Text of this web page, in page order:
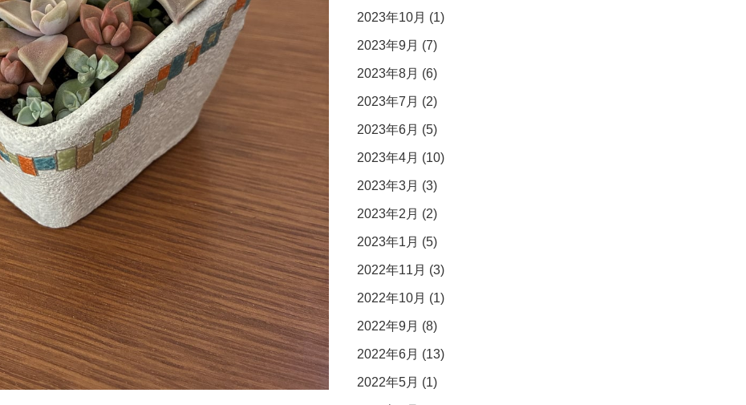
2023年10月 (1)
2023年9月 (7)
2023年8月 (6)
2023年7月 (2)
2023年6月 (5)
2023年4月 (10)
2023年3月 (3)
2023年2月 (2)
2023年1月 (5)
2022年11月 (3)
2022年10月 (1)
2022年9月 (8)
2022年6月 (13)
2022年5月 (1)